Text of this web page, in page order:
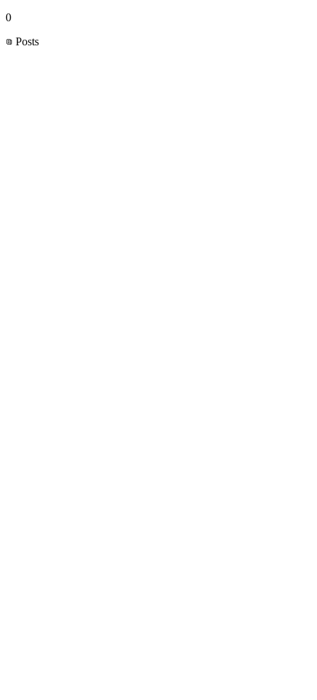
0
Posts